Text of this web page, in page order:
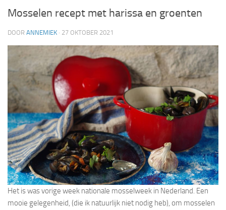
Mosselen recept met harissa en groenten
DOOR ANNEMIEK · 27 OKTOBER 2021
Het is was vorige week nationale mosselweek in Nederland. Een
mooie gelegenheid, (die ik natuurlijk niet nodig heb), om mosselen